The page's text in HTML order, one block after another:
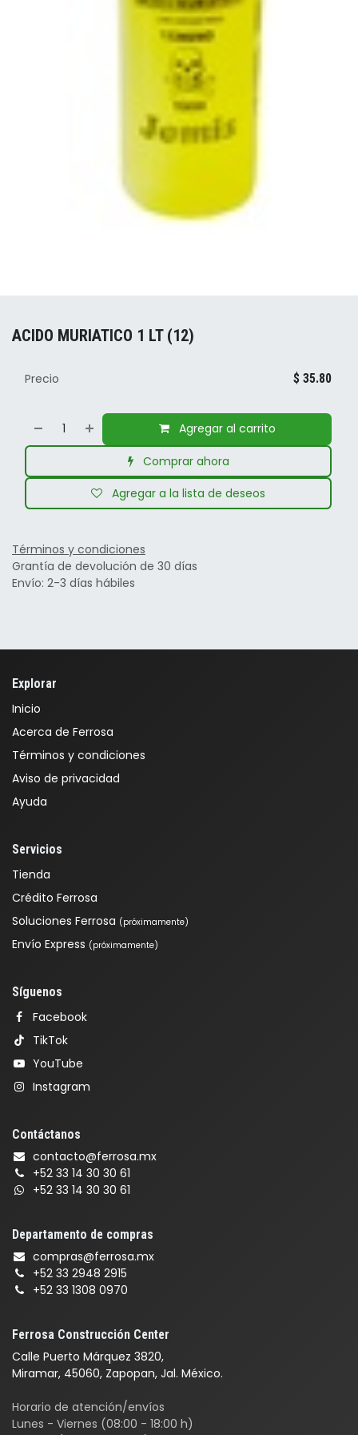
ACIDO MURIATICO 1 LT (12)
Agregar al carrito
Comprar ahora
Agregar a la lista de deseos
Precio $ 35.80
Términos y condiciones
Grantía de devolución de 30 días
Envío: 2-3 días hábiles
Explorar
Inicio
Acerca de Ferrosa
Términos y condiciones
Aviso de privacidad
Ayuda
Servicios
Tienda
Crédito Ferrosa
Soluciones Ferrosa (próximamente)
Envío Express (próximamente)
Ferrosa Construcción Center
Calle Puerto Márquez 3820,
Miramar, 45060, Zapopan, Jal. México.
Horario de atención/envíos
Lunes - Viernes (08:00 - 18:00 h)
Síguenos
Facebook
TikTok
YouTube
Instagram
Contáctanos
contacto@ferrosa.mx
+52 33 14 30 30 61
+52 33 14 30 30 61
Departamento de compras
compras@ferrosa.mx
+52 33 2948 2915
+52 33 1308 0970